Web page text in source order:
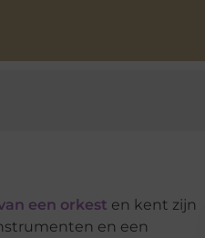
een orkest en kent zijn
en een